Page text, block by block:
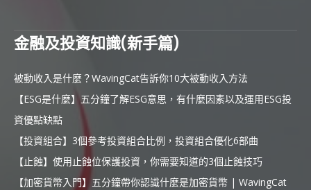
金融及投資知識(新手篇)
被動收入是什麼？WavingCat告訴你10大被動收入方法
【ESG是什麼】五分鐘了解ESG意思，有什麼因素以及運用ESG投
資優點缺點
【投資組合】3個參考投資組合比例，投資組合優化6部曲
【止蝕】使用止蝕位保護投資，你需要知道的3個止蝕技巧
【加密貨幣入門】五分鐘帶你認識什麼是加密貨幣 | WavingCat